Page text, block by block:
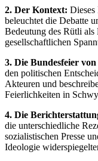
2. Der Kontext: Dieses
beleuchtet die Debatte
Bedeutung des Rütli
gesellschaftlichen
3. Die Bundesfeier von
den politischen
Akteuren und
Feierlichkeiten in
4. Die
die unterschiedliche
sozialistischen Presse
Ideologie